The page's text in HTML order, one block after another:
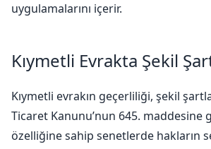
uygulamalarını içerir.
Kıymetli Evrakta Şekil
Kıymetli evrakın geçerliliği, şekil
Ticaret Kanunu’nun 645. maddesine
özelliğine sahip senetlerde hakların